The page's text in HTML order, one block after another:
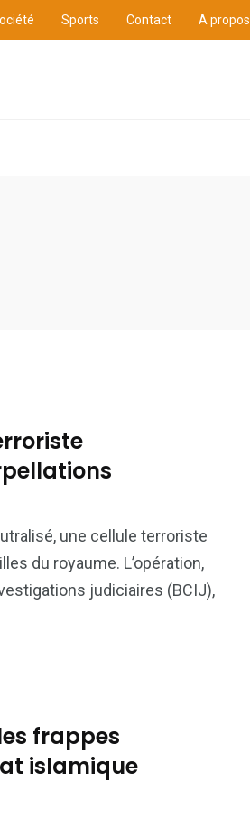
Sports Contact A propos
une cellule terroriste
du royaume. L’opération,
judiciaires (BCIJ),
frappes
islamique